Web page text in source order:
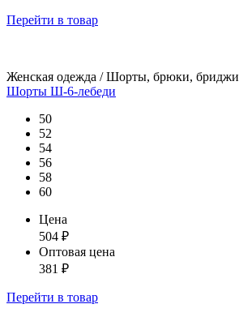
Перейти в товар
Женская одежда / Шорты, брюки, бриджи
Шорты Ш-6-лебеди
50
52
54
56
58
60
Цена
504 ₽
Оптовая цена
381 ₽
Перейти в товар